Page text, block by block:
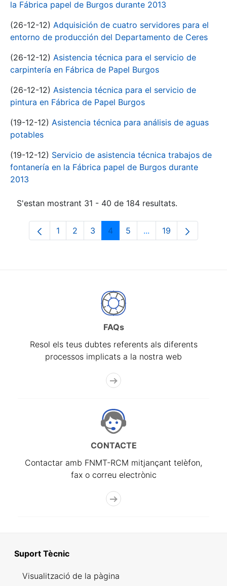
la Fábrica papel de Burgos durante 2013
(26-12-12) Adquisición de cuatro servidores para el
entorno de producción del Departamento de Ceres
(26-12-12) Asistencia técnica para el servicio de
carpintería en Fábrica de Papel Burgos
(26-12-12) Asistencia técnica para el servicio de
pintura en Fábrica de Papel Burgos
(19-12-12) Asistencia técnica para análisis de aguas
potables
(19-12-12) Servicio de asistencia técnica trabajos de
fontanería en la Fábrica papel de Burgos durante
2013
S'estan mostrant 31 - 40 de 184 resultats.
Pàgina
1 Pàgina
2 Pàgina
3 Pàgina
4 Pàgina
5 ...Pàgines intermèdies
Pàgina
19
FAQs
Resol els teus dubtes referents als diferents
processos implicats a la nostra web
CONTACTE
Contactar amb FNMT-RCM mitjançant telèfon,
fax o correu electrònic
Suport Tècnic
Visualització de la pàgina